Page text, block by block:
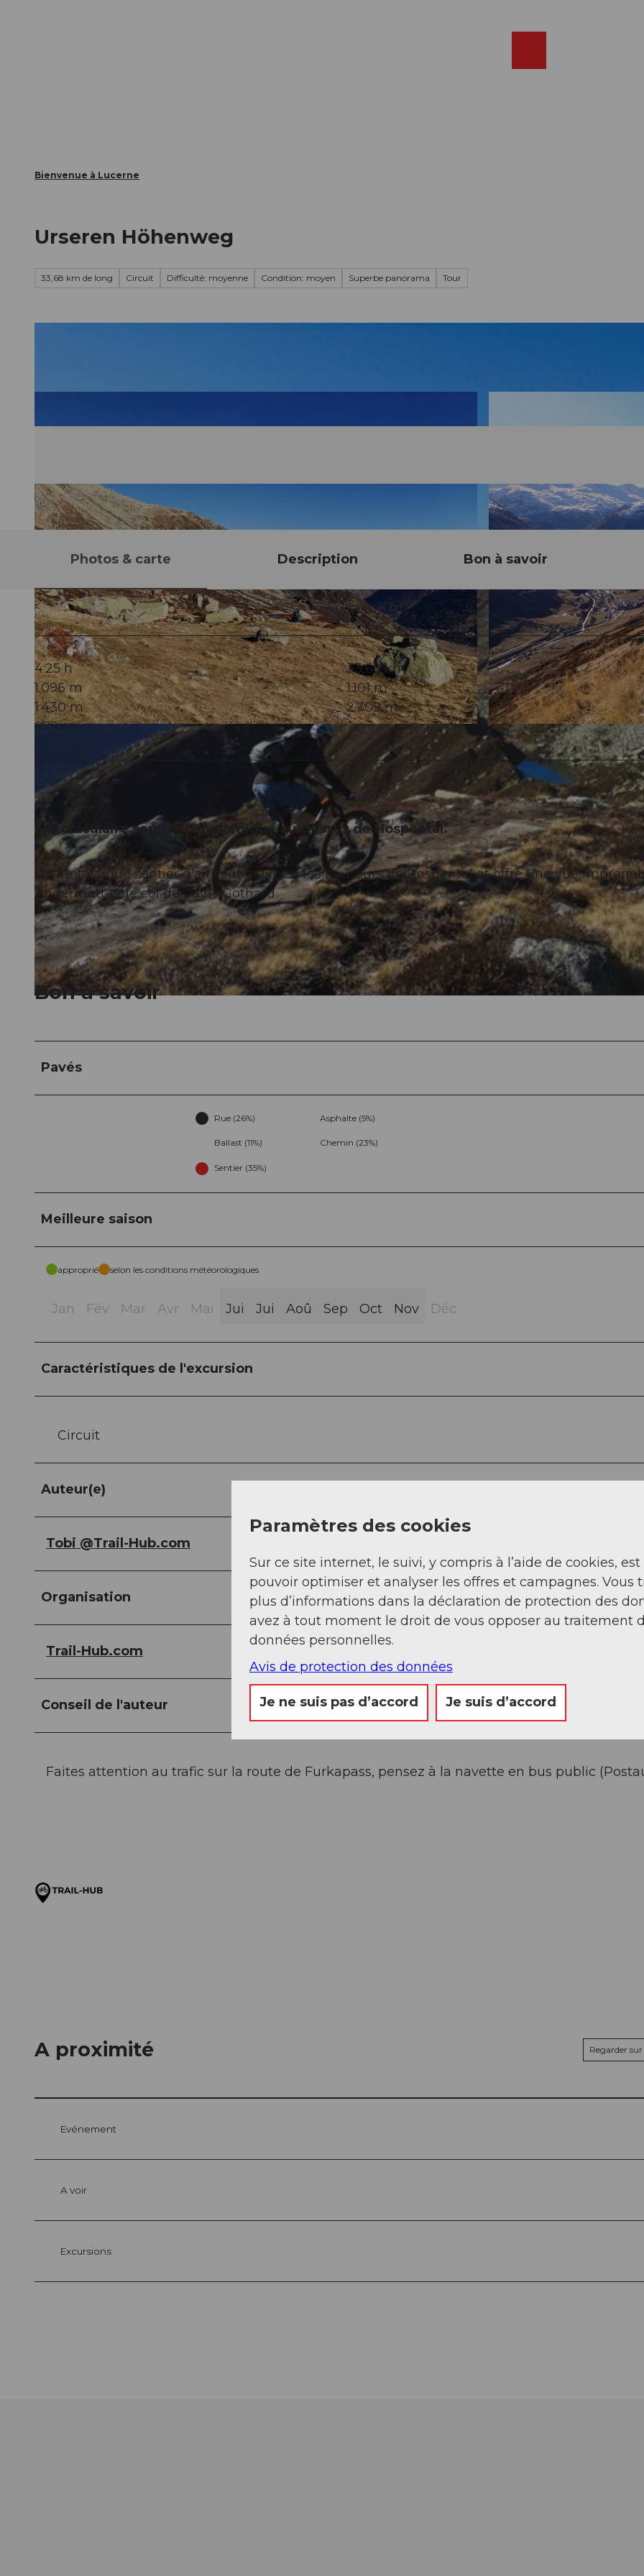
Bienvenue à Lucerne
Urseren Höhenweg
33,68 km de long Circuit Difficulté: moyenne Condition: moyen Superbe panorama Tour
© Tobi @Trail-Hub.com, Trail-Hub.com © Tobi @Trail-Hub.com, Trail-Hub.com
Photos & carte Description Bon à savoir
4:25 h
33,68 km
1.096 m
1.101 m
1.430 m
2.309 m
879 m
Spectaculaire sentier panoramique au-dessus de Hospental.
Un fantastique sentier d'altitude traverse les hauteurs de Hospental et offre une vue
Andermatt et le col du Saint-Gothard.
Bon à savoir
Pavés
Rue (26%) Asphalte (5%)
Ballast (11%) Chemin (23%)
Sentier (35%)
Meilleure saison
approprié selon les conditions météorologiques
Jan Fév Mar Avr Mai Jui Jui Aoû Sep Oct Nov Déc
Caractéristiques de l'excursion
Circuit
Auteur(e)
Tobi @Trail-Hub.com
Organisation
Trail-Hub.com
Conseil de l'auteur
Faites attention au trafic sur la route de Furkapass, pensez à la navette en bus public
A proximité Regarder
Evénement
A voir
Excursions
Paramètres des cookies
Sur ce site internet, le suivi, y compris à l’aide de cookies,
pouvoir optimiser et analyser les offres et campagnes. Vous
plus d’informations dans la déclaration de protection des
avez à tout moment le droit de vous opposer au traitement
données personnelles.
Avis de protection des données
Je ne suis pas d’accord Je suis d’accord